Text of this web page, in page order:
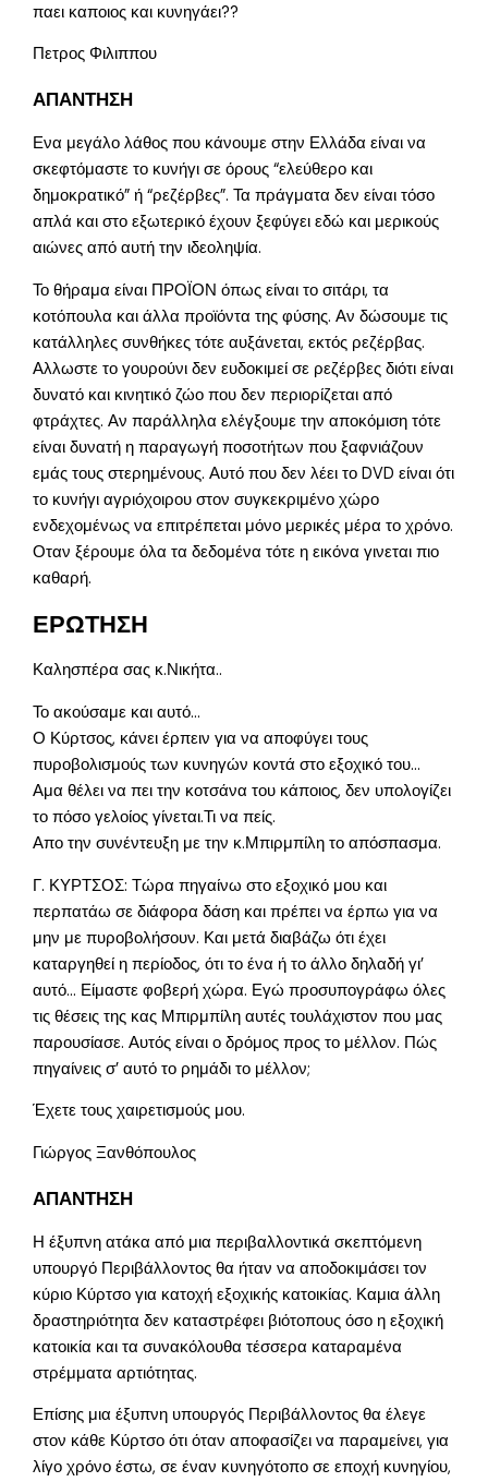
παει καποιος και κυνηγάει??
Πετρος Φιλιππου
ΑΠΑΝΤΗΣΗ
Ενα μεγάλο λάθος που κάνουμε στην Ελλάδα είναι να
σκεφτόμαστε το κυνήγι σε όρους “ελεύθερο και
δημοκρατικό” ή “ρεζέρβες”. Τα πράγματα δεν είναι τόσο
απλά και στο εξωτερικό έχουν ξεφύγει εδώ και μερικούς
αιώνες από αυτή την ιδεοληψία.
Το θήραμα είναι ΠΡΟΪΟΝ όπως είναι το σιτάρι, τα
κοτόπουλα και άλλα προϊόντα της φύσης. Αν δώσουμε τις
κατάλληλες συνθήκες τότε αυξάνεται, εκτός ρεζέρβας.
Αλλωστε το γουρούνι δεν ευδοκιμεί σε ρεζέρβες διότι είναι
δυνατό και κινητικό ζώο που δεν περιορίζεται από
φτράχτες. Αν παράλληλα ελέγξουμε την αποκόμιση τότε
είναι δυνατή η παραγωγή ποσοτήτων που ξαφνιάζουν
εμάς τους στερημένους. Αυτό που δεν λέει το DVD είναι ότι
το κυνήγι αγριόχοιρου στον συγκεκριμένο χώρο
ενδεχομένως να επιτρέπεται μόνο μερικές μέρα το χρόνο.
Οταν ξέρουμε όλα τα δεδομένα τότε η εικόνα γινεται πιο
καθαρή.
ΕΡΩΤΗΣΗ
Καλησπέρα σας κ.Νικήτα..
Το ακούσαμε και αυτό…
Ο Κύρτσος, κάνει έρπειν για να αποφύγει τους
πυροβολισμούς των κυνηγών κοντά στο εξοχικό του…
Αμα θέλει να πει την κοτσάνα του κάποιος, δεν υπολογίζει
το πόσο γελοίος γίνεται.Τι να πείς.
Απο την συνέντευξη με την κ.Μπιρμπίλη το απόσπασμα.
Γ. ΚΥΡΤΣΟΣ: Τώρα πηγαίνω στο εξοχικό μου και
περπατάω σε διάφορα δάση και πρέπει να έρπω για να
μην με πυροβολήσουν. Και μετά διαβάζω ότι έχει
καταργηθεί η περίοδος, ότι το ένα ή το άλλο δηλαδή γι’
αυτό… Είμαστε φοβερή χώρα. Εγώ προσυπογράφω όλες
τις θέσεις της κας Μπιρμπίλη αυτές τουλάχιστον που μας
παρουσίασε. Αυτός είναι ο δρόμος προς το μέλλον. Πώς
πηγαίνεις σ’ αυτό το ρημάδι το μέλλον;
Έχετε τους χαιρετισμούς μου.
Γιώργος Ξανθόπουλος
ΑΠΑΝΤΗΣΗ
Η έξυπνη ατάκα από μια περιβαλλοντικά σκεπτόμενη
υπουργό Περιβάλλοντος θα ήταν να αποδοκιμάσει τον
κύριο Κύρτσο για κατοχή εξοχικής κατοικίας. Καμια άλλη
δραστηριότητα δεν καταστρέφει βιότοπους όσο η εξοχική
κατοικία και τα συνακόλουθα τέσσερα καταραμένα
στρέμματα αρτιότητας.
Επίσης μια έξυπνη υπουργός Περιβάλλοντος θα έλεγε
στον κάθε Κύρτσο ότι όταν αποφασίζει να παραμείνει, για
λίγο χρόνο έστω, σε έναν κυνηγότοπο σε εποχή κυνηγίου,